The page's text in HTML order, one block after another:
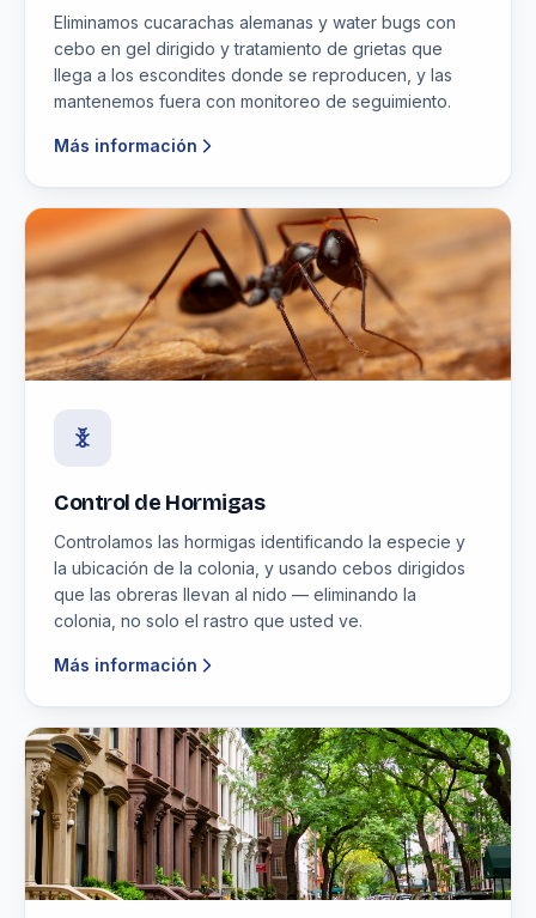
Eliminamos cucarachas alemanas y water bugs con
cebo en gel dirigido y tratamiento de grietas que
llega a los escondites donde se reproducen, y las
mantenemos fuera con monitoreo de seguimiento.
Más información
Control de Hormigas
Controlamos las hormigas identificando la especie y
la ubicación de la colonia, y usando cebos dirigidos
que las obreras llevan al nido — eliminando la
colonia, no solo el rastro que usted ve.
Más información